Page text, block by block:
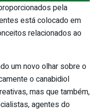
pela
está colocado em
relacionados ao
um novo olhar sobre o
o canabidiol
mas que também,
agentes do